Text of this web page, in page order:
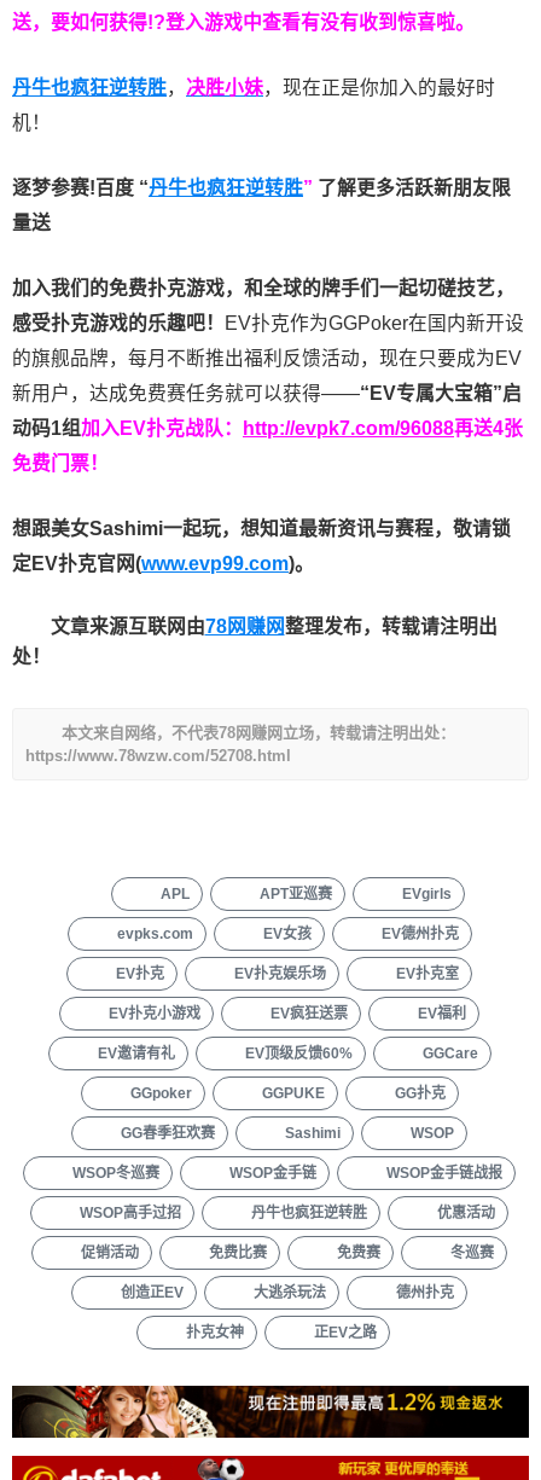
送，要如何获得!?登入游戏中查看有没有收到惊喜啦。
丹牛也疯狂逆转胜， 决胜小妹，现在正是你加入的最好时
机！
逐梦参赛!百度 “丹牛也疯狂逆转胜” 了解更多活跃新朋友限
量送
加入我们的免费扑克游戏，和全球的牌手们一起切磋技艺，
感受扑克游戏的乐趣吧！
EV扑克作为GGPoker在国内新开设
的旗舰品牌，每月不断推出福利反馈活动，现在只要成为EV
新用户，达成免费赛任务就可以获得——“EV专属大宝箱”启
动码1组加入EV扑克战队： http://evpk7.com/96088再送4张
免费门票！
想跟美女Sashimi一起玩， 想知道最新资讯与赛程， 敬请锁
定EV扑克官网(www.evp99.com)。
文章来源互联网由78网赚网整理发布，转载请注明出
处！
本文来自网络，不代表78网赚网立场，转载请注明出处：
https://www.78wzw.com/52708.html
APL APT亚巡赛 EVgirls
evpks.com EV女孩 EV德州扑克
EV扑克 EV扑克娱乐场 EV扑克室
EV扑克小游戏 EV疯狂送票 EV福利
EV邀请有礼 EV顶级反馈60% GGCare
GGpoker GGPUKE GG扑克
GG春季狂欢赛 Sashimi WSOP
WSOP冬巡赛 WSOP金手链 WSOP金手链战报
WSOP高手过招 丹牛也疯狂逆转胜 优惠活动
促销活动 免费比赛 免费赛 冬巡赛
创造正EV 大逃杀玩法 德州扑克
扑克女神 正EV之路